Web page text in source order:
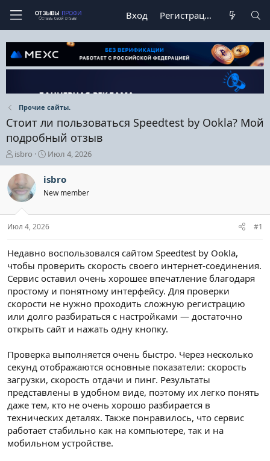
Вход Регистрация
Прочие сайты.
Стоит ли пользоваться Speedtest by Ookla? Мой
подробный отзыв
А
в
т
о
р
е
м
isbro
Д
а
а
н
ч
а
а
Июл 4, 2026
isbro
New member
Июл 4, 2026 #1
Недавно воспользовался сайтом Speedtest by Ookla,
чтобы проверить скорость своего интернет-соединения.
Сервис оставил очень хорошее впечатление благодаря
простому и понятному интерфейсу. Для проверки
скорости не нужно проходить сложную регистрацию
или долго разбираться с настройками — достаточно
открыть сайт и нажать одну кнопку.
Проверка выполняется очень быстро. Через несколько
секунд отображаются основные показатели: скорость
загрузки, скорость отдачи и пинг. Результаты
представлены в удобном виде, поэтому их легко понять
даже тем, кто не очень хорошо разбирается в
технических деталях. Также понравилось, что сервис
работает стабильно как на компьютере, так и на
мобильном устройстве.